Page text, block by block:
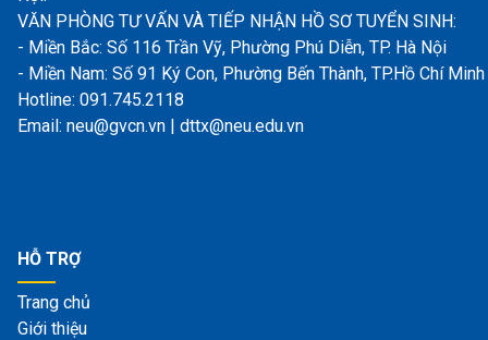
VĂN PHÒNG TƯ VẤN VÀ TIẾP NHẬN HỒ SƠ TUYỂN SINH:
- Miền Bắc: Số 116 Trần Vỹ, Phường Phú Diễn, TP. Hà Nội
- Miền Nam: Số 91 Ký Con, Phường Bến Thành, TP.Hồ Chí Minh
Hotline: 091.745.2118
Email: neu@gvcn.vn | dttx@neu.edu.vn
HỖ TRỢ
Trang chủ
Giới thiệu